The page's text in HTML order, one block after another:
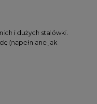
i dużych stalówki.
(napełniane jak